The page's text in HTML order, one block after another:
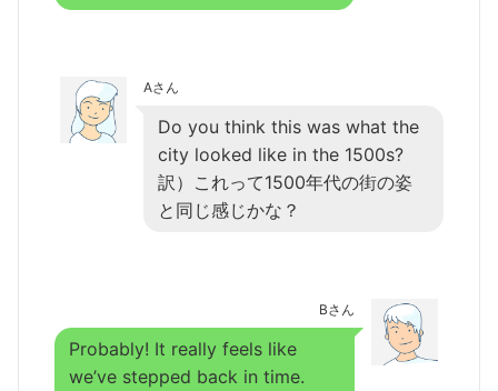
Aさん
Do you think this was what the
city looked like in the 1500s?
訳）これって1500年代の街の姿
と同じ感じかな？
Bさん
Probably! It really feels like
we’ve stepped back in time.